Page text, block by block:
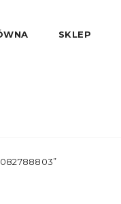
SKLEP